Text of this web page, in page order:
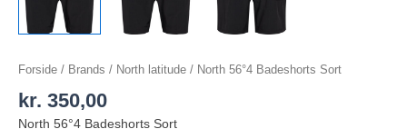
Forside / Brands / North latitude / North 56°4 Badeshorts Sort
kr. 350,00
North 56°4 Badeshorts Sort